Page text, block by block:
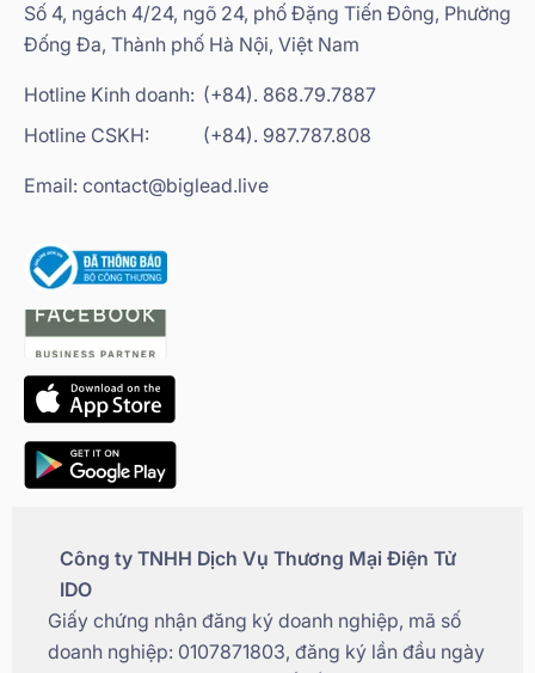
Số 4, ngách 4/24, ngõ 24, phố Đặng Tiến Đông, Phường
Đống Đa, Thành phố Hà Nội, Việt Nam
Hotline Kinh doanh: (+84). 868.79.7887
Hotline CSKH:
(+84). 987.787.808
Email: contact@biglead.live
Công ty TNHH Dịch Vụ Thương Mại Điện Tử
IDO
Giấy chứng nhận đăng ký doanh nghiệp, mã số
doanh nghiệp: 0107871803, đăng ký lần đầu ngày